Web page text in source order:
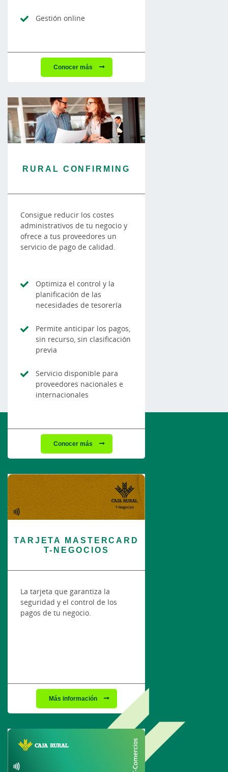
Gestión online
Conocer más
RURAL CONFIRMING
Consigue reducir los costes
administrativos de tu negocio y
ofrece a tus proveedores un
servicio de pago de calidad.
Optimiza el control y la
planificación de las
necesidades de tesorería
Permite anticipar los pagos,
sin recurso, sin clasificación
previa
Servicio disponible para
proveedores nacionales e
internacionales
Conocer más
TARJETA MASTERCARD
T-NEGOCIOS
La tarjeta que garantiza la
seguridad y el control de los
pagos de tu negocio.
Más información